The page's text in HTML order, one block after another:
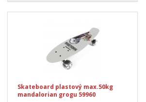
Skateboard plastový max.50kg
mandalorian grogu 59960